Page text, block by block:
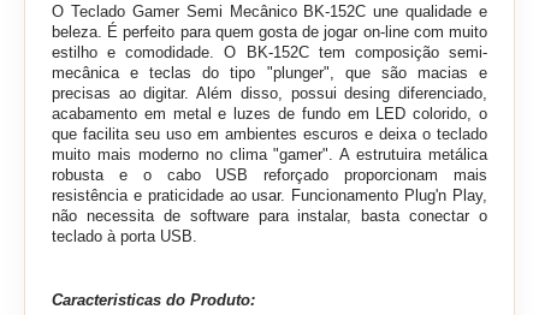
O Teclado Gamer Semi Mecânico BK-152C une qualidade e
beleza. É perfeito para quem gosta de jogar on-line com muito
estilho e comodidade. O BK-152C tem composição semi-
mecânica e teclas do tipo "plunger", que são macias e
precisas ao digitar. Além disso, possui desing diferenciado,
acabamento em metal e luzes de fundo em LED colorido, o
que facilita seu uso em ambientes escuros e deixa o teclado
muito mais moderno no clima "gamer". A estrutuira metálica
robusta e o cabo USB reforçado proporcionam mais
resistência e praticidade ao usar. Funcionamento Plug'n Play,
não necessita de software para instalar, basta conectar o
teclado à porta USB.
Caracteristicas do Produto: